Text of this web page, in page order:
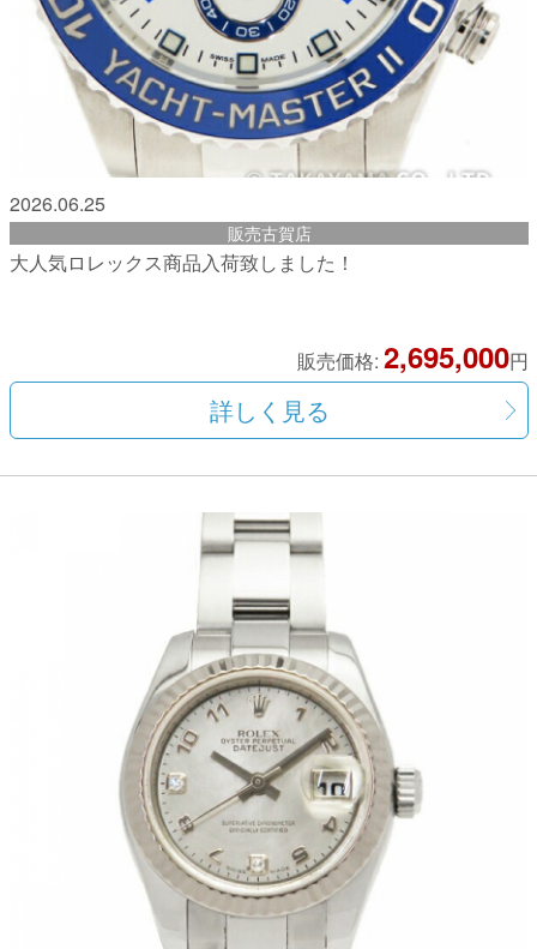
2026.06.25
販売古賀店
大人気ロレックス商品入荷致しました！
販売価格: 2,695,000円
詳しく見る